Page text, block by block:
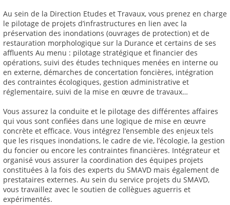
Au sein de la Direction Etudes et Travaux, vous prenez en charge
le pilotage de projets d’infrastructures en lien avec la
préservation des inondations (ouvrages de protection) et de
restauration morphologique sur la Durance et certains de ses
affluents Au menu : pilotage stratégique et financier des
opérations, suivi des études techniques menées en interne ou
en externe, démarches de concertation foncières, intégration
des contraintes écologiques, gestion administrative et
réglementaire, suivi de la mise en œuvre de travaux…
Vous assurez la conduite et le pilotage des différentes affaires
qui vous sont confiées dans une logique de mise en œuvre
concrète et efficace. Vous intégrez l’ensemble des enjeux tels
que les risques inondations, le cadre de vie, l’écologie, la gestion
du foncier ou encore les contraintes financières. Intégrateur et
organisé vous assurer la coordination des équipes projets
constituées à la fois des experts du SMAVD mais également de
prestataires externes. Au sein du service projets du SMAVD,
vous travaillez avec le soutien de collègues aguerris et
expérimentés.